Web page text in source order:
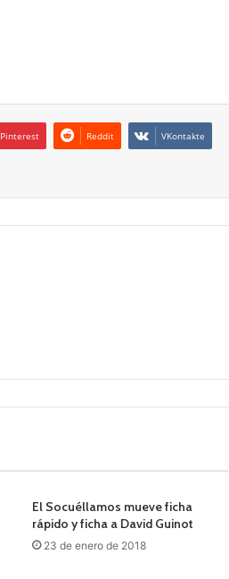
Pinterest Reddit VKontakte
El Socuéllamos mueve ficha
rápido y ficha a David Guinot
23 de enero de 2018